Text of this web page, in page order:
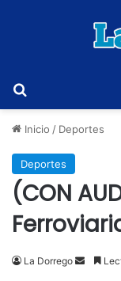
Inicio / Deportes
Deportes
(CON
La Dorrego
Send